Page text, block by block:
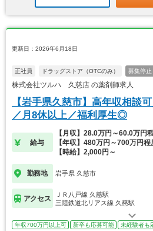
更新日：2026年6月18日
正社員 ドラッグストア（OTCのみ） 募集停止
株式会社ツルハ 久慈店 の薬剤師求人
【岩手県久慈市】高年収相談
／月8休以上／福利厚生◎
給与
【月収】28.0万円～60.0万円
【年収】480万円～700万円
【時給】2,000円～
勤務地 岩手県 久慈市
アクセス
ＪＲ八戸線 久慈駅
三陸鉄道北リアス線 久慈駅
年収700万円以上可 新卒も応募可能 未経験者も